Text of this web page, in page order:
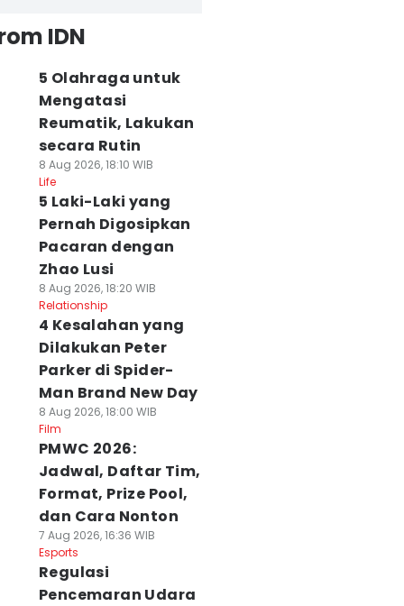
IDN
5 Olahraga untuk
Mengatasi
Reumatik, Lakukan
secara Rutin
8 Aug 2026, 18:10 WIB
Life
5 Laki-Laki yang
Pernah Digosipkan
Pacaran dengan
Zhao Lusi
8 Aug 2026, 18:20 WIB
Relationship
4 Kesalahan yang
Dilakukan Peter
Parker di Spider-
Man Brand New Day
8 Aug 2026, 18:00 WIB
Film
PMWC 2026:
Jadwal, Daftar Tim,
Format, Prize Pool,
dan Cara Nonton
7 Aug 2026, 16:36 WIB
Esports
Regulasi
Pencemaran Udara